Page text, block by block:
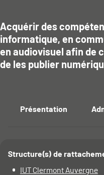
Résumé
Acquérir des
informatique, en
en audiovisuel afin de
de les publier
Accéder aux
Présentation
Détails
Structure(s) de
IUT Clermont Auvergne